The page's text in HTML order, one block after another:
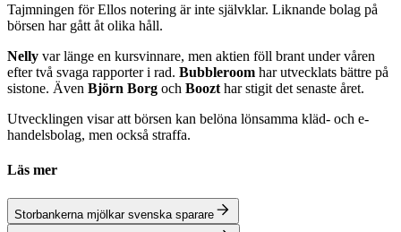
Tajmningen för Ellos notering är inte självklar. Liknande bolag på
börsen har gått åt olika håll.
Nelly var länge en kursvinnare, men aktien föll brant under våren
efter två svaga rapporter i rad. Bubbleroom har utvecklats bättre på
sistone. Även Björn Borg och Boozt har stigit det senaste året.
Utvecklingen visar att börsen kan belöna lönsamma kläd- och e-
handelsbolag, men också straffa.
Läs mer
Storbankerna mjölkar svenska sparare